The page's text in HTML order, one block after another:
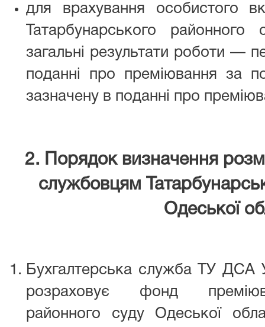
для врахування особистого
Татарбунарського
загальні результати роботи —
поданні про преміювання за
зазначену в поданні про
2. Порядок визначення
службовцям
Одеської
Бухгалтерська служба ТУ ДСА
розраховує фонд
районного суду Одеської